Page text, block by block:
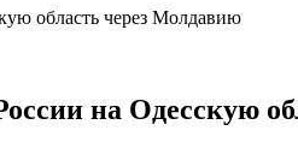
область через Молдавию
на Одесскую